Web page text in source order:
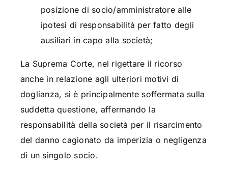
posizione di socio/amministratore alle
ipotesi di responsabilità per fatto degli
ausiliari in capo alla società;
La Suprema Corte, nel rigettare il ricorso
anche in relazione agli ulteriori motivi di
doglianza, si è principalmente soffermata sulla
suddetta questione, affermando la
responsabilità della società per il risarcimento
del danno cagionato da imperizia o negligenza
di un singolo socio.